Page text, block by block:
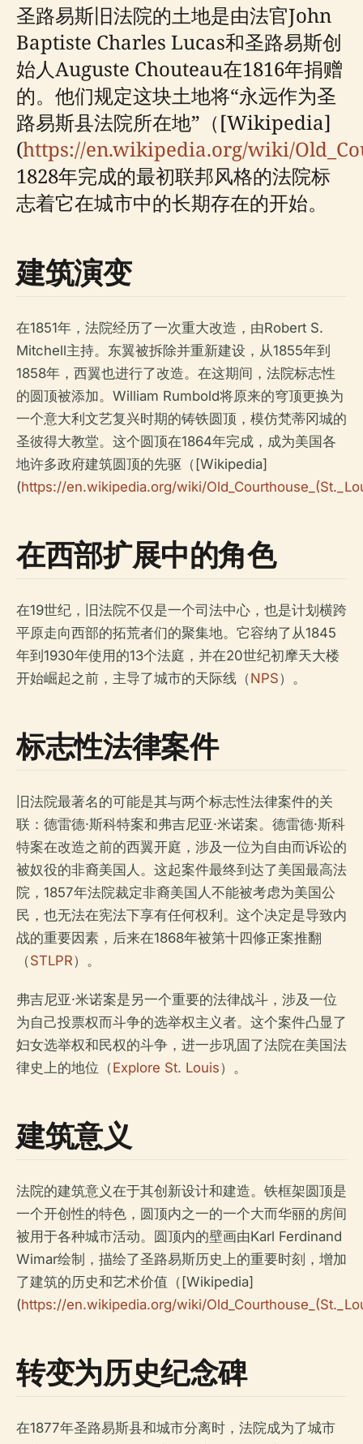
圣路易斯旧法院的土地是由法官John
Baptiste Charles Lucas和圣路易斯创
始人Auguste Chouteau在1816年捐赠
的。他们规定这块土地将“永远作为圣
路易斯县法院所在地”（[Wikipedia]
(https://en.wikipedia.org/wiki/
1828年完成的最初联邦风格的法院标
志着它在城市中的长期存在的开始。
建筑演变
在1851年，法院经历了一次重大改造，由Robert S.
Mitchell主持。东翼被拆除并重新建设，从1855年到
1858年，西翼也进行了改造。在这期间，法院标志性
的圆顶被添加。William Rumbold将原来的穹顶更换为
一个意大利文艺复兴时期的铸铁圆顶，模仿梵蒂冈城的
圣彼得大教堂。这个圆顶在1864年完成，成为美国各
地许多政府建筑圆顶的先驱（[Wikipedia]
(https://en.wikipedia.org/wiki/
在西部扩展中的角色
在19世纪，旧法院不仅是一个司法中心，也是计划横跨
平原走向西部的拓荒者们的聚集地。它容纳了从1845
年到1930年使用的13个法庭，并在20世纪初摩天大楼
开始崛起之前，主导了城市的天际线（NPS）。
标志性法律案件
旧法院最著名的可能是其与两个标志性法律案件的关
联：德雷德·斯科特案和弗吉尼亚·米诺案。德雷德·斯科
特案在改造之前的西翼开庭，涉及一位为自由而诉讼的
被奴役的非裔美国人。这起案件最终到达了美国最高法
院，1857年法院裁定非裔美国人不能被考虑为美国公
民，也无法在宪法下享有任何权利。这个决定是导致内
战的重要因素，后来在1868年被第十四修正案推翻
（STLPR）。
弗吉尼亚·米诺案是另一个重要的法律战斗，涉及一位
为自己投票权而斗争的选举权主义者。这个案件凸显了
妇女选举权和民权的斗争，进一步巩固了法院在美国法
律史上的地位（Explore St. Louis）。
建筑意义
法院的建筑意义在于其创新设计和建造。铁框架圆顶是
一个开创性的特色，圆顶内之一的一个大而华丽的房间
被用于各种城市活动。圆顶内的壁画由Karl Ferdinand
Wimar绘制，描绘了圣路易斯历史上的重要时刻，增加
了建筑的历史和艺术价值（[Wikipedia]
(https://en.wikipedia.org/wiki/
转变为历史纪念碑
在1877年圣路易斯县和城市分离时，法院成为了城市